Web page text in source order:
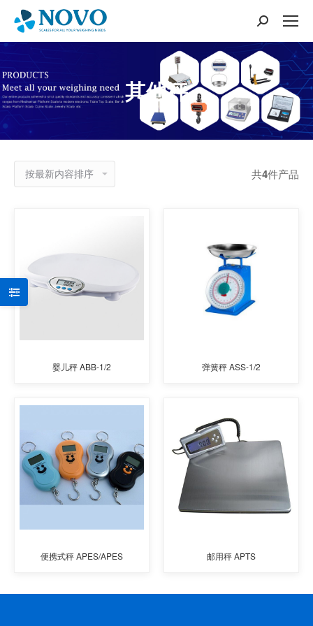
搜
其他秤
共4件产品
婴儿秤 ABB-1/2 弹簧秤 ASS-1/2
便携式秤 APES/APES 邮用秤 APTS